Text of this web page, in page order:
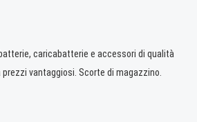
caricabatterie e accessori di qualità
vantaggiosi. Scorte di magazzino.